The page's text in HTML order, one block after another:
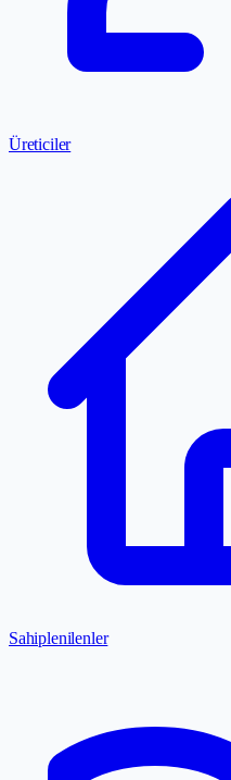
Üreticiler
Sahiplenilenler